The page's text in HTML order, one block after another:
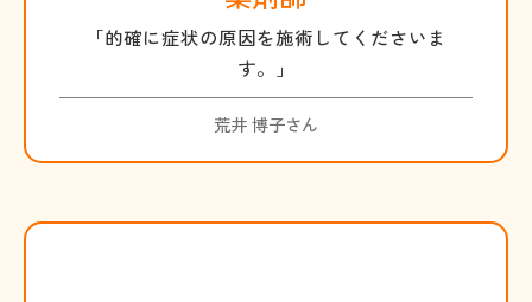
「的確に症状の原因を施術してくださいま
す。」
荒井 博子さん